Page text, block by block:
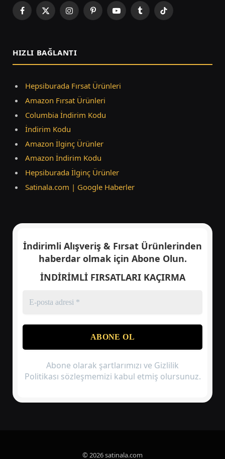
Facebook
X
InstagramPinterestYouTubeTumblrTikTok
HIZLI BAĞLANTI
Hepsiburada Fırsat Ürünleri
Amazon Fırsat Ürünleri
Columbia İndirim Kodu
İndirim Kodu
Amazon İlginç Ürünler
Amazon İndirim Kodu
Hepsiburada İlginç Ürünler
Satinala.com | Google Haberler
İndirimli Alışveriş & Fırsat Ürünlerinden
haberdar olmak için Abone Olun.
İNDİRİMLİ FIRSATLARI KAÇIRMA
Abone olarak şartlarımızı ve Gizlilik
Politikası sözleşmemizi kabul etmiş olursunuz.
© 2026 satinala.com